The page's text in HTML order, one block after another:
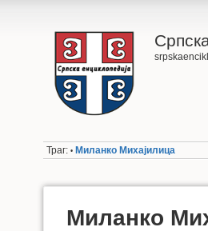
Траг: • Миланко Михајилица
Миланко